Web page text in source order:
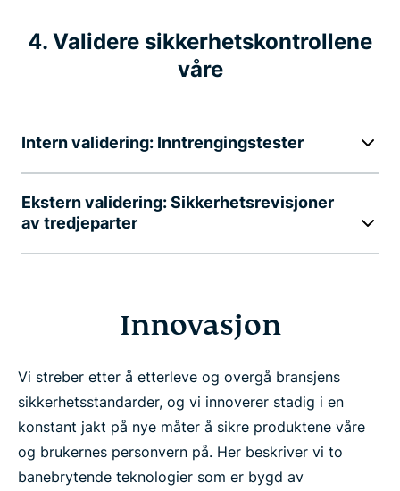
4. Validere sikkerhetskontrollene
våre
Intern validering: Inntrengingstester
Ekstern validering: Sikkerhetsrevisjoner
av tredjeparter
Innovasjon
Vi streber etter å etterleve og overgå bransjens
sikkerhetsstandarder, og vi innoverer stadig i en
konstant jakt på nye måter å sikre produktene våre
og brukernes personvern på. Her beskriver vi to
banebrytende teknologier som er bygd av